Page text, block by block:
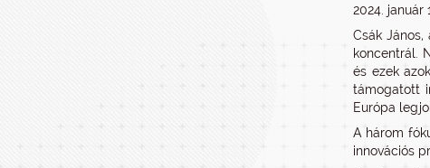
2024.
Csák
koncentrál.
és ezek
támogatott
Európa
A három
innovációs